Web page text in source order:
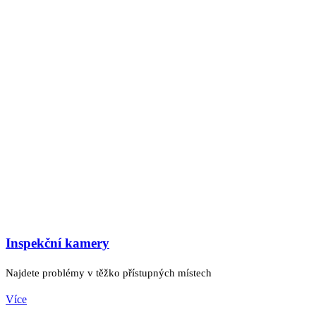
Inspekční kamery
Najdete problémy v těžko přístupných místech
Více